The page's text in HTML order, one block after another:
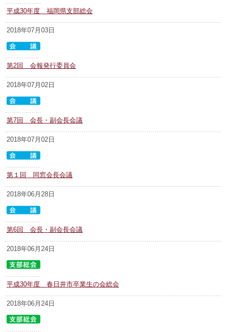
平成30年度 福岡県支部総会
2018年07月03日
第2回 会報発行委員会
2018年07月02日
第7回 会長・副会長会議
2018年07月02日
第１回 同窓会長会議
2018年06月28日
第6回 会長・副会長会議
2018年06月24日
平成30年度 春日井市卒業生の会総会
2018年06月24日